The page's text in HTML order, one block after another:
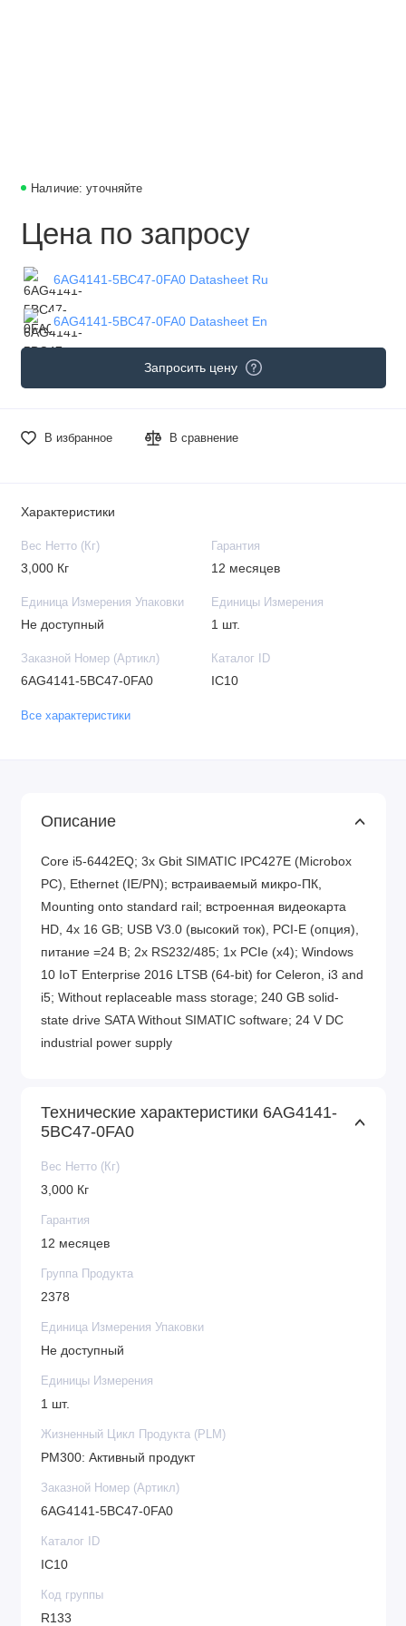
Наличие: уточняйте
Цена по запросу
6AG4141-5BC47-0FA0 Datasheet Ru
6AG4141-5BC47-0FA0 Datasheet En
Запросить цену
В избранное В сравнение
Характеристики
Вес Нетто (Кг)
3,000 Кг
Гарантия
12 месяцев
Единица Измерения Упаковки
Не доступный
Единицы Измерения
1 шт.
Заказной Номер (Артикл)
6AG4141-5BC47-0FA0
Каталог ID
IC10
Все характеристики
Описание
Core i5-6442EQ; 3x Gbit SIMATIC IPC427E (Microbox
PC), Ethernet (IE/PN); встраиваемый микро-ПК,
Mounting onto standard rail; встроенная видеокарта
HD, 4x 16 GB; USB V3.0 (высокий ток), PCI-E (опция),
питание =24 В; 2x RS232/485; 1x PCIe (x4); Windows
10 IoT Enterprise 2016 LTSB (64-bit) for Celeron, i3 and
i5; Without replaceable mass storage; 240 GB solid-
state drive SATA Without SIMATIC software; 24 V DC
industrial power supply
Технические характеристики 6AG4141-
5BC47-0FA0
Вес Нетто (Кг)
3,000 Кг
Гарантия
12 месяцев
Группа Продукта
2378
Единица Измерения Упаковки
Не доступный
Единицы Измерения
1 шт.
Жизненный Цикл Продукта (PLM)
PM300: Активный продукт
Заказной Номер (Артикл)
6AG4141-5BC47-0FA0
Каталог ID
IC10
Код группы
R133